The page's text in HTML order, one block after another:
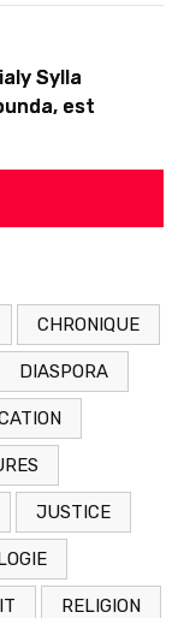
Sylla
est
CHRONIQUE
DIASPORA
JUSTICE
RELIGION